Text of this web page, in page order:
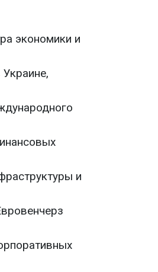
экономики и
и